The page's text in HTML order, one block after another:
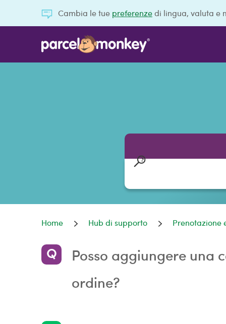
Cambia le tue preferenzedi lingua, valuta e
Home Hub di supporto Prenotazione
Posso aggiungere una
ordine?